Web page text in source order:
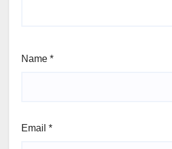
Name *
Email *